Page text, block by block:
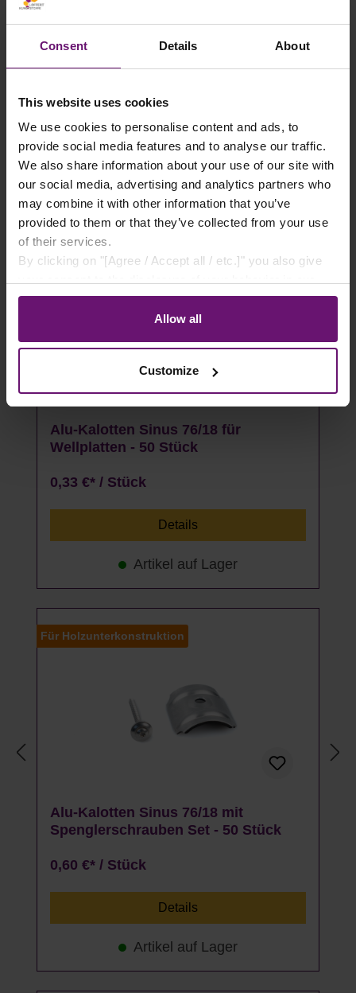
Consent Details About
This website uses cookies
We use cookies to personalise content and ads, to
provide social media features and to analyse our traffic.
We also share information about your use of our site with
our social media, advertising and analytics partners who
may combine it with other information that you’ve
provided to them or that they’ve collected from your use
of their services.
By clicking on "[Agree / Accept all / etc.]" you also give
store to our partner, shopware AG (Ebbinghoff 10, 48624
Schöppingen, Germany), which cannot assign this data
to you personally, but may process it for its own
Allow all
Customize
Alu Klebeband silber
9,99 €*
Details
Artikel auf Lager
Alu-Kalotten Sinus 76/18 für
Wellplatten - 50 Stück
0,33 €* / Stück
Details
Artikel auf Lager
Für Holzunterkonstruktion
Alu-Kalotten Sinus 76/18 mit
Spenglerschrauben Set - 50 Stück
0,60 €* / Stück
Details
Artikel auf Lager